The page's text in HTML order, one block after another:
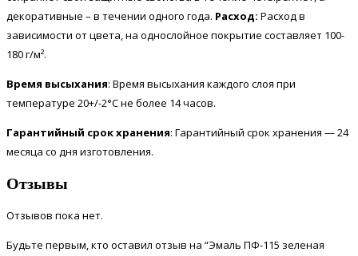
декоративные – в течении одного года. Расход: Расход в
зависимости от цвета, на однослойное покрытие составляет 100-
180 г/м².
Время высыхания: Время высыхания каждого слоя при
температуре 20+/-2°С не более 14 часов.
Гарантийный срок хранения: Гарантийный срок хранения — 24
месяца со дня изготовления.
Отзывы
Отзывов пока нет.
Будьте первым, кто оставил отзыв на “Эмаль ПФ-115 зеленая